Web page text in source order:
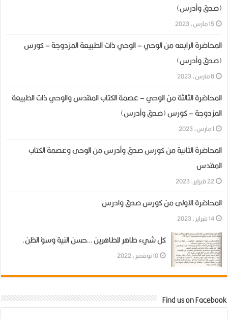
(صدق وأدرس)
15 مارس، 2023
المحاضرة الرابعه من الوحي – الوحي ذات الطبيعة المزدوجة – كورس
(صدق وأدرس)
8 مارس، 2023
المحاضرة الثالثة من الوحي – عصمة الكتاب المقدس والوحي ذات الطبيعة
المزدوجة – كورس (صدق وأدرس)
1 مارس، 2023
المحاضرة الثانية من كورس صدق وأدرس من الوحى وعصمة الكتاب
المقدس
22 فبراير، 2023
المحاضرة الاولى من كورس صدق وادرس
14 فبراير، 2023
كل شيء طاهر للطاهرين …حسن النية وسؤ الظن.
10 نوفمبر، 2022
Find us on Facebook